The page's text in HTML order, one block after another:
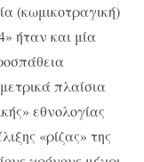
(κωμικοτραγική)
ήταν και μία
πλαίσια
εθνολογίας
«ρίζας» της